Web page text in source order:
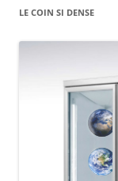
LE COIN SI DENSE